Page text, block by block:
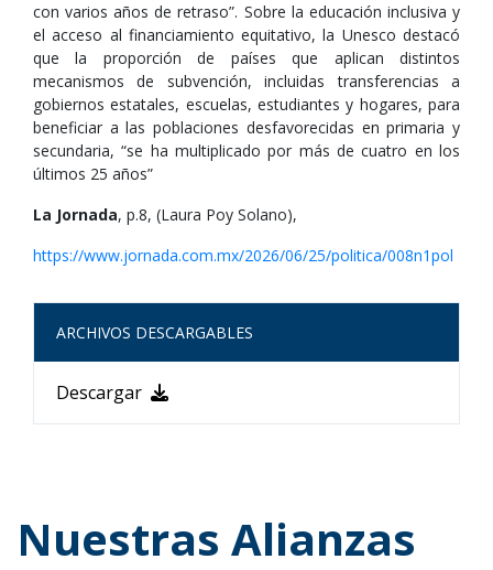
con varios años de retraso”. Sobre la educación inclusiva y
el acceso al financiamiento equitativo, la Unesco destacó
que la proporción de países que aplican distintos
mecanismos de subvención, incluidas transferencias a
gobiernos estatales, escuelas, estudiantes y hogares, para
beneficiar a las poblaciones desfavorecidas en primaria y
secundaria, “se ha multiplicado por más de cuatro en los
últimos 25 años”
La Jornada, p.8, (Laura Poy Solano),
https://www.jornada.com.mx/2026/06/25/politica/008n1pol
ARCHIVOS DESCARGABLES
Descargar
Nuestras Alianzas